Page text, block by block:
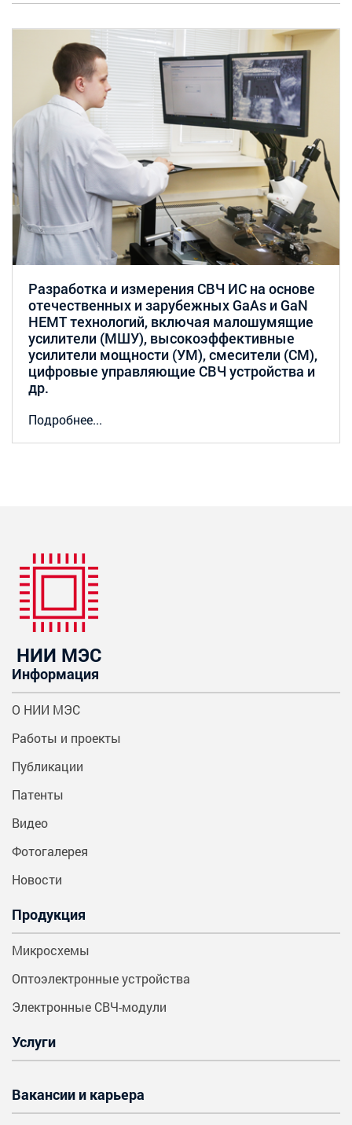
Разработка и измерения СВЧ ИС на основе
отечественных и зарубежных GaAs и GaN
HEMT технологий, включая малошумящие
усилители (МШУ), высокоэффективные
усилители мощности (УМ), смесители (СМ),
цифровые управляющие СВЧ устройства и
др.
Подробнее...
НИИ МЭС
Информация
О НИИ МЭС
Работы и проекты
Публикации
Патенты
Видео
Фотогалерея
Новости
Продукция
Микросхемы
Оптоэлектронные устройства
Электронные СВЧ-модули
Услуги
Вакансии и карьера